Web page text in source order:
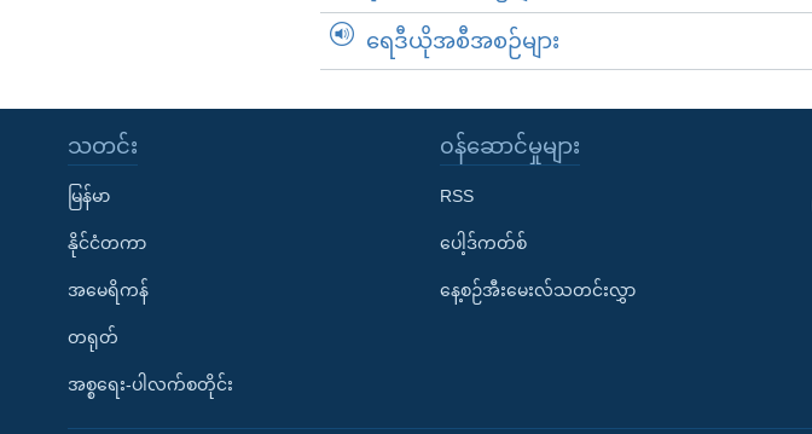
ရေဒီယိုအစီအစဉ်များ
သတင်း
မြန်မာ
နိုင်ငံတကာ
အမေရိကန်
တရုတ်
အစ္စရေး-ပါလက်စတိုင်း
၀န်ဆောင်မှုများ
RSS
ပေါ့ဒ်ကတ်စ်
နေ့စဉ်အီးမေးလ်သတင်းလွှာ